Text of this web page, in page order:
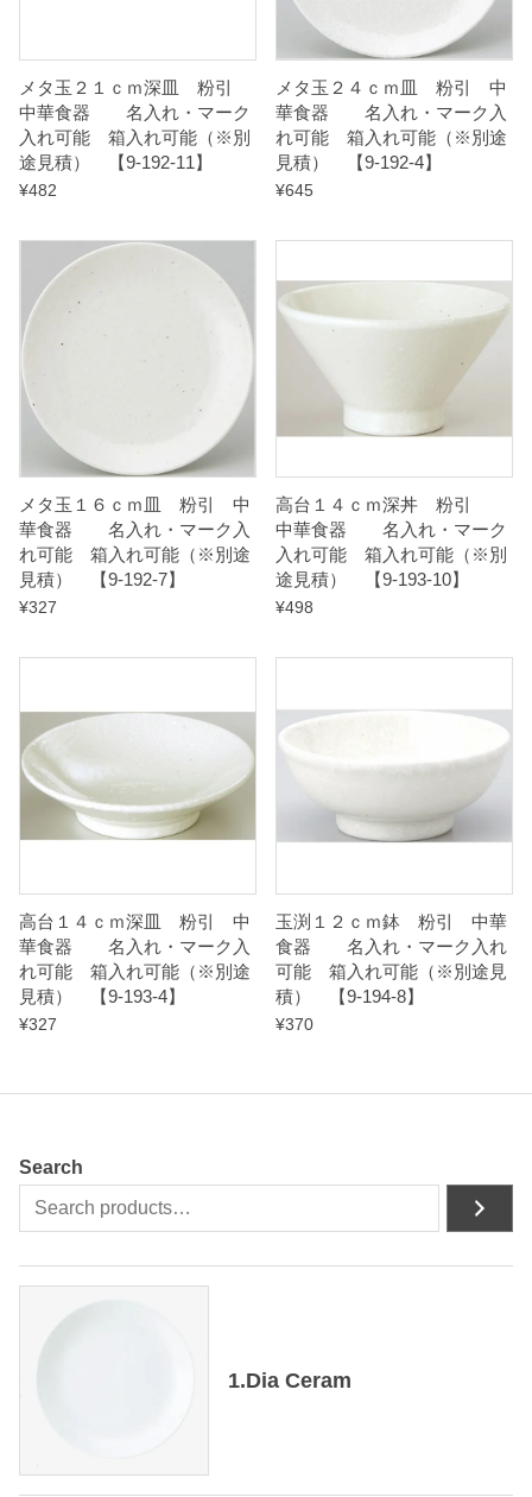
（
※
別
途
見
【
4
-
1
3
q
n
y
メタ玉２１ｃｍ深皿 粉引
中華食器 名入れ・マーク
入れ可能 箱入れ可能（※別
途見積） 【9-192-11】
¥482
メタ玉２４ｃｍ皿 粉引 中
華食器 名入れ・マーク入
れ可能 箱入れ可能（※別途
見積） 【9-192-4】
¥645
メタ玉１６ｃｍ皿 粉引 中
華食器 名入れ・マーク入
れ可能 箱入れ可能（※別途
見積） 【9-192-7】
¥327
高台１４ｃｍ深丼 粉引
中華食器 名入れ・マーク
入れ可能 箱入れ可能（※別
途見積） 【9-193-10】
¥498
高台１４ｃｍ深皿 粉引 中
華食器 名入れ・マーク入
れ可能 箱入れ可能（※別途
見積） 【9-193-4】
¥327
玉渕１２ｃｍ鉢 粉引 中華
食器 名入れ・マーク入れ
可能 箱入れ可能（※別途見
積） 【9-194-8】
¥370
Search
1.Dia Ceram